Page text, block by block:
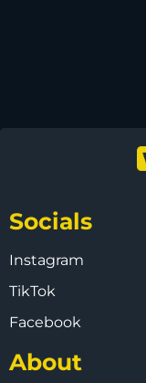
Socials
Instagram
TikTok
Facebook
About